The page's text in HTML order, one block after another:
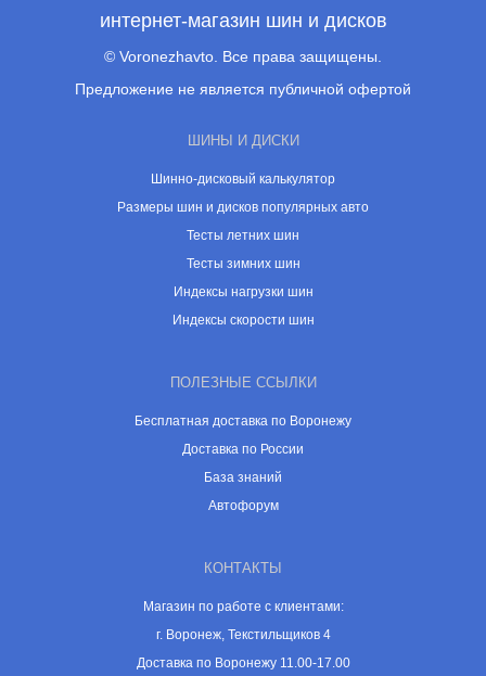
интернет-магазин шин и дисков
© Voronezhavto. Все права защищены.
Предложение не является публичной офертой
ШИНЫ И ДИСКИ
Шинно-дисковый калькулятор
Размеры шин и дисков популярных авто
Тесты летних шин
Тесты зимних шин
Индексы нагрузки шин
Индексы скорости шин
ПОЛЕЗНЫЕ ССЫЛКИ
Бесплатная доставка по Воронежу
Доставка по России
База знаний
Автофорум
КОНТАКТЫ
Магазин по работе с клиентами:
г. Воронеж, Текстильщиков 4
Доставка по Воронежу 11.00-17.00